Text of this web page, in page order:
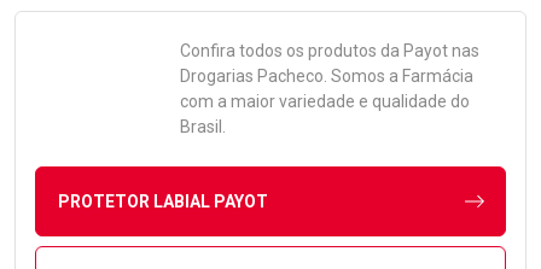
Confira todos os produtos da Payotnas
Drogarias Pacheco. Somos a Farmácia
com a maior variedade e qualidade do
Brasil.
PROTETOR LABIAL PAYOT